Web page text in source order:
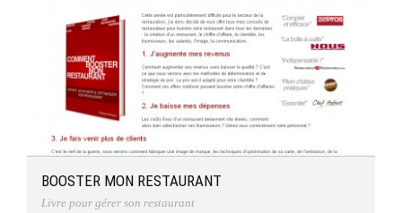
BOOSTER MON RESTAURANT
Livre pour gérer son restaurant